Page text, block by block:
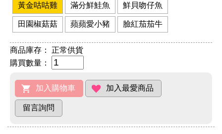
黃金咕咕雞 滿分鮮鮭魚 鮮貝吻仔魚
田園椒菇菇 蘋蘋愛小豬 臉紅茄茄牛
商品庫存：
正常供貨
購買數量：